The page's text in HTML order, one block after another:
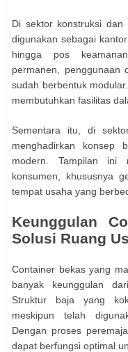
Di sektor konstruksi dan
digunakan sebagai
hingga pos
permanen, penggunaan
sudah berbentuk
membutuhkan fasilitas
Sementara itu, di
menghadirkan konsep
modern. Tampilan ini
konsumen, khususnya
tempat usaha yang
Keunggulan
Solusi Ruang
Container bekas yang
banyak keunggulan
Struktur baja yang
meskipun telah
Dengan proses
dapat berfungsi optimal